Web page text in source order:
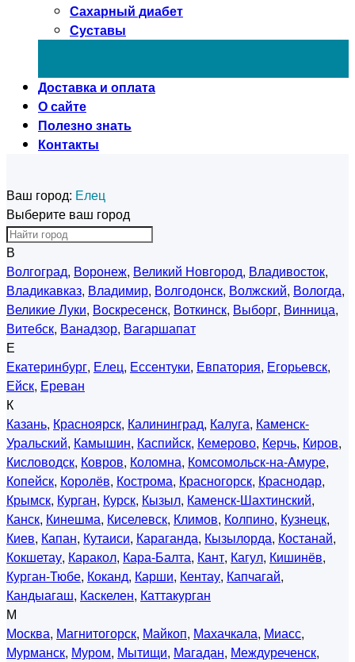
Сахарный диабет
Суставы
Доставка и оплата
О сайте
Полезно знать
Контакты
Ваш город: Елец
Выберите ваш город
В
Волгоград, Воронеж, Великий Новгород, Владивосток,
Владикавказ, Владимир, Волгодонск, Волжский, Вологда,
Великие Луки, Воскресенск, Воткинск, Выборг, Винница,
Витебск, Ванадзор, Вагаршапат
Е
Екатеринбург, Елец, Ессентуки, Евпатория, Егорьевск,
Ейск, Ереван
К
Казань, Красноярск, Калининград, Калуга, Каменск-
Уральский, Камышин, Каспийск, Кемерово, Керчь, Киров,
Кисловодск, Ковров, Коломна, Комсомольск-на-Амуре,
Копейск, Королёв, Кострома, Красногорск, Краснодар,
Крымск, Курган, Курск, Кызыл, Каменск-Шахтинский,
Канск, Кинешма, Киселевск, Климов, Колпино, Кузнецк,
Киев, Капан, Кутаиси, Караганда, Кызылорда, Костанай,
Кокшетау, Каракол, Кара-Балта, Кант, Кагул, Кишинёв,
Курган-Тюбе, Коканд, Карши, Кентау, Капчагай,
Кандыагаш, Каскелен, Каттакурган
М
Москва, Магнитогорск, Майкоп, Махачкала, Миасс,
Мурманск, Муром, Мытищи, Магадан, Междуреченск,